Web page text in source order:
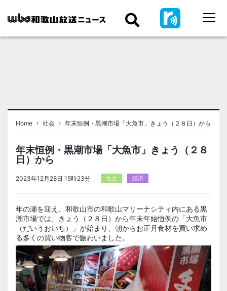
Home › 社会 › 年末恒例・黒潮市場「大魚市」きょう（２８日）から
年末恒例・黒潮市場「大魚市」きょう（２８
日）から
2023年12月28日 15時23分 社会 経済
年の瀬を迎え、和歌山市の和歌山マリーナシティ内にある黒
潮市場では、きょう（２８日）から年末年始恒例の「大魚市
（だいうおいち）」が始まり、朝からお正月食材を買い求め
る多くの買い物客で賑わいました。